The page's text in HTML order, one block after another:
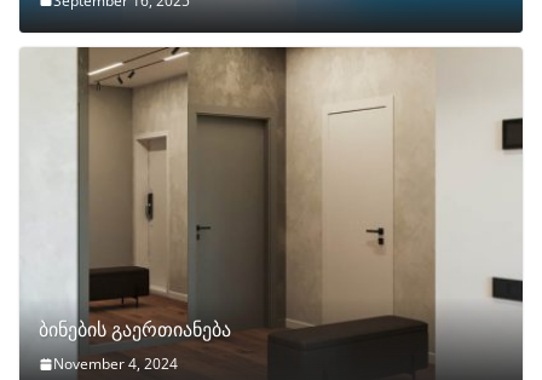
ბინების გაერთიანება
November 4, 2024